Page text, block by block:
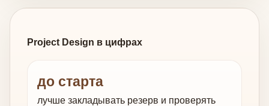
Project Design в цифрах
до старта
лучше закладывать резерв и проверять